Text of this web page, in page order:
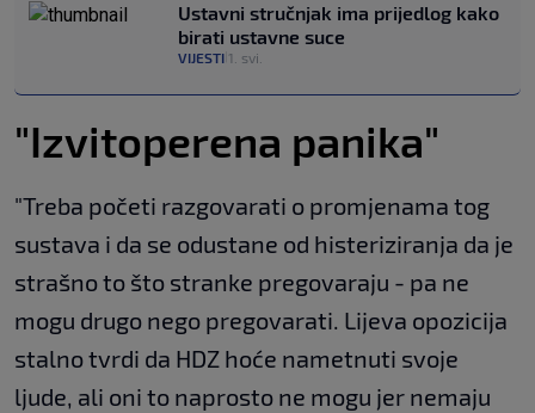
Ustavni stručnjak ima prijedlog kako
birati ustavne suce
VIJESTI 1. svi.
"Izvitoperena panika"
"Treba početi razgovarati o promjenama tog
sustava i da se odustane od histeriziranja da je
strašno to što stranke pregovaraju - pa ne
mogu drugo nego pregovarati. Lijeva opozicija
stalno tvrdi da HDZ hoće nametnuti svoje
ljude, ali oni to naprosto ne mogu jer nemaju